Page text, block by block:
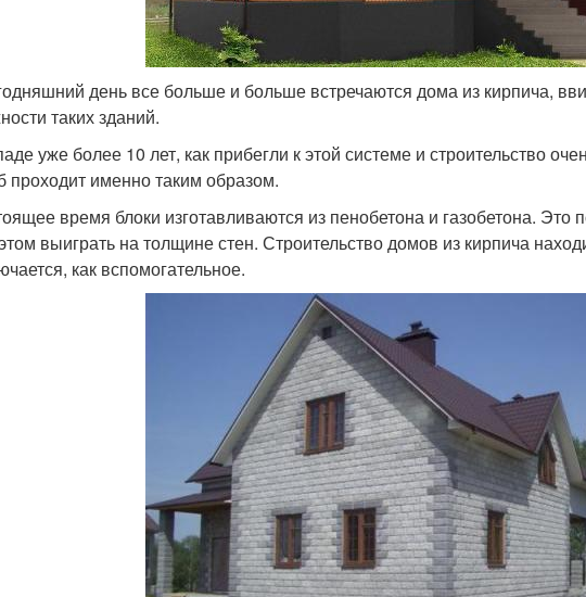
день все больше и больше встречаются дома из кирпича,
таких зданий.
уже более 10 лет, как прибегли к этой системе и строительство
проходит именно таким образом.
время блоки изготавливаются из пенобетона и газобетона. Это
выиграть на толщине стен. Строительство домов из кирпича
как вспомогательное.